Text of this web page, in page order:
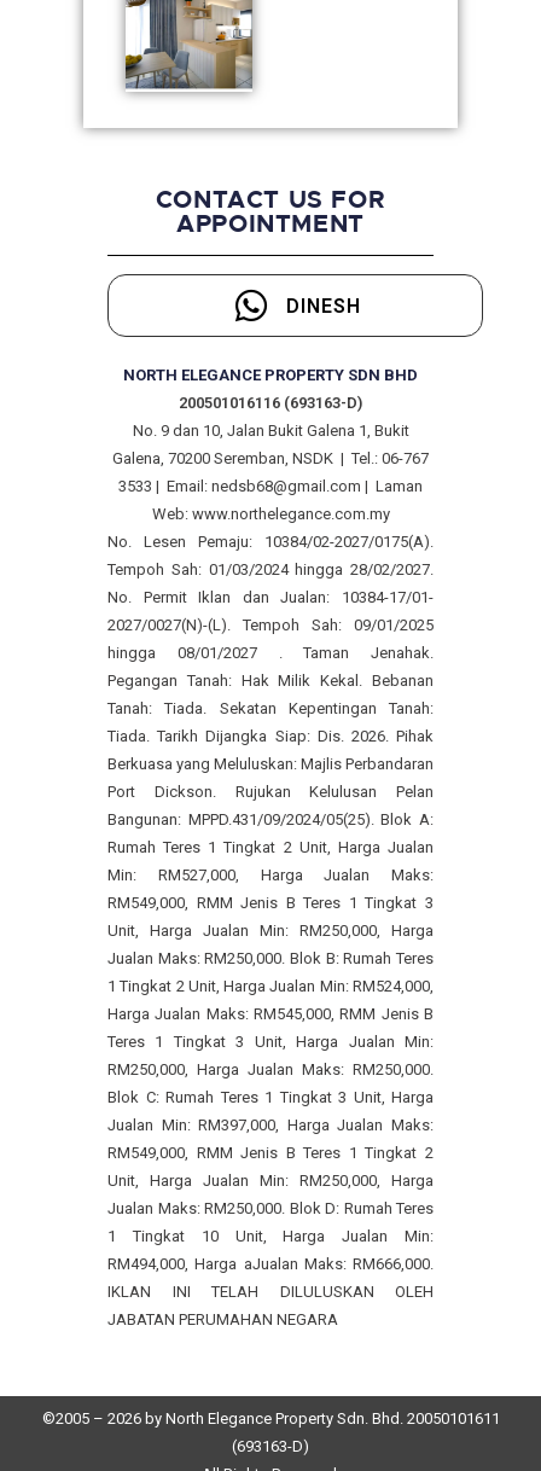
CONTACT US FOR
APPOINTMENT
DINESH
NORTH ELEGANCE PROPERTY SDN BHD
200501016116 (693163-D)
No. 9 dan 10, Jalan Bukit Galena 1, Bukit
Galena, 70200 Seremban, NSDK | Tel.: 06-767
3533 | Email: nedsb68@gmail.com | Laman
Web: www.northelegance.com.my
No. Lesen Pemaju: 10384/02-2027/0175(A).
Tempoh Sah: 01/03/2024 hingga 28/02/2027.
No. Permit Iklan dan Jualan: 10384-17/01-
2027/0027(N)-(L). Tempoh Sah: 09/01/2025
hingga 08/01/2027 . Taman Jenahak.
Pegangan Tanah: Hak Milik Kekal. Bebanan
Tanah: Tiada. Sekatan Kepentingan Tanah:
Tiada. Tarikh Dijangka Siap: Dis. 2026. Pihak
Berkuasa yang Meluluskan: Majlis Perbandaran
Port Dickson. Rujukan Kelulusan Pelan
Bangunan: MPPD.431/09/2024/05(25). Blok A:
Rumah Teres 1 Tingkat 2 Unit, Harga Jualan
Min: RM527,000, Harga Jualan Maks:
RM549,000, RMM Jenis B Teres 1 Tingkat 3
Unit, Harga Jualan Min: RM250,000, Harga
Jualan Maks: RM250,000. Blok B: Rumah Teres
1 Tingkat 2 Unit, Harga Jualan Min: RM524,000,
Harga Jualan Maks: RM545,000, RMM Jenis B
Teres 1 Tingkat 3 Unit, Harga Jualan Min:
RM250,000, Harga Jualan Maks: RM250,000.
Blok C: Rumah Teres 1 Tingkat 3 Unit, Harga
Jualan Min: RM397,000, Harga Jualan Maks:
RM549,000, RMM Jenis B Teres 1 Tingkat 2
Unit, Harga Jualan Min: RM250,000, Harga
Jualan Maks: RM250,000. Blok D: Rumah Teres
1 Tingkat 10 Unit, Harga Jualan Min:
RM494,000, Harga aJualan Maks: RM666,000.
IKLAN INI TELAH DILULUSKAN OLEH
JABATAN PERUMAHAN NEGARA
©2005 – 2026 by North Elegance Property Sdn. Bhd. 20050101611
(693163-D)